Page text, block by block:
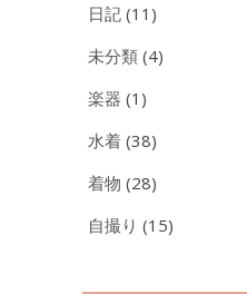
日記 (11)
未分類 (4)
楽器 (1)
水着 (38)
着物 (28)
自撮り (15)